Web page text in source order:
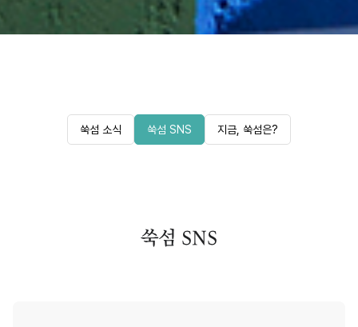
쑥섬 소식 쑥섬 SNS 지금, 쑥섬은?
쑥섬 SNS